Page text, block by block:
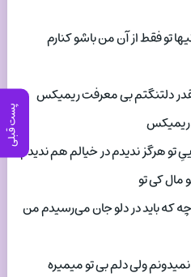
پست قبلی
تو فقط از آن من باشو کنارم
دلتنگتم بی معرفت ریمیکس
ریمیکس
تو هرگز ندیدم در خیالم هم ندیدم
مال کی تو
که باید در دلو جان می‌رسیدم من
ولی دلم بی تو میمیره